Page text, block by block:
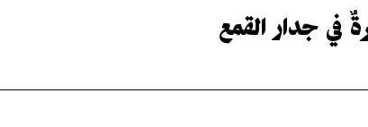
في جدار القمع